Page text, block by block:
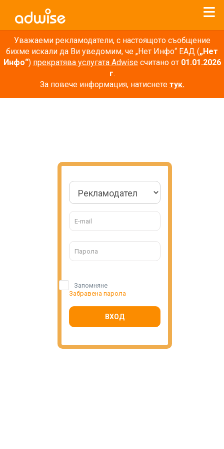
Уважаеми рекламодатели, с настоящото съобщение
бихме искали да Ви уведомим, че „Нет Инфо“ ЕАД („Нет
Инфо“) прекратява услугата Adwiseсчитано от 01.01.2026
г.
За повече информация, натиснете тук.
Запомняне
Забравена парола
ВХОД